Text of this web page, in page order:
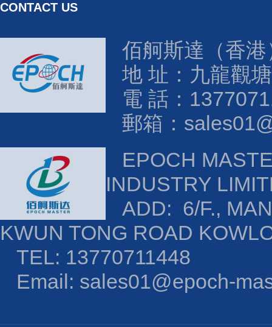
CONTACT US
佰舸斯達（香
地 址：九龍觀
電 話：
郵箱：
EPOCH
INDUSTRY
ADD: 6/F.,
KWUN TONG ROAD
TEL: 13770711448
Email: sales01@epoch-